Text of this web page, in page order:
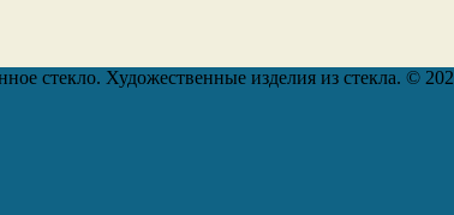
стекло. Художественные изделия из стекла. ©